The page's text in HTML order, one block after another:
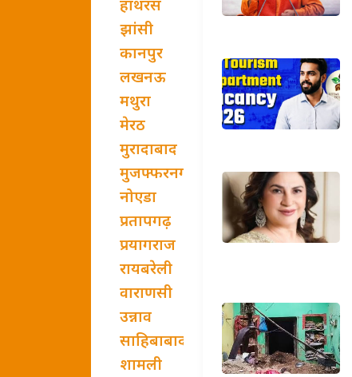
हाथरस
झांसी
कानपुर
लखनऊ
मथुरा
मेरठ
मुरादाबाद
मुजफ्फरनगर
नोएडा
प्रतापगढ़
प्रयागराज
रायबरेली
वाराणसी
उन्नाव
साहिबाबाद
शामली